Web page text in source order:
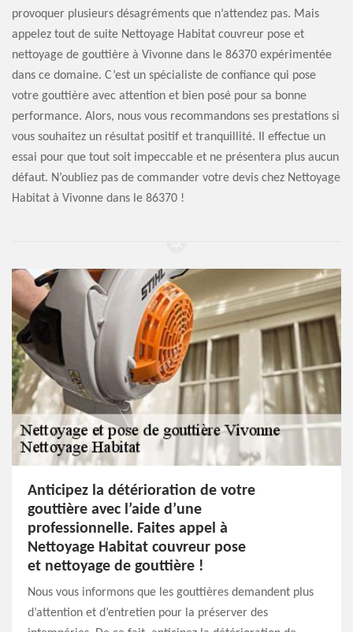
provoquer plusieurs désagréments que n’attendez pas. Mais
appelez tout de suite Nettoyage Habitat couvreur pose et
nettoyage de gouttière à Vivonne dans le 86370 expérimentée
dans ce domaine. C’est un spécialiste de confiance qui pose
votre gouttière avec attention et bien posé pour sa bonne
performance. Alors, nous vous recommandons ses prestations si
vous souhaitez un résultat positif et tranquillité. Il effectue un
essai pour que tout soit impeccable et ne présentera plus aucun
défaut. N’oubliez pas de commander votre devis chez Nettoyage
Habitat à Vivonne dans le 86370 !
Anticipez la détérioration de votre
gouttière avec l’aide d’une
professionnelle. Faites appel à
Nettoyage Habitat couvreur pose
et nettoyage de gouttière !
Nous vous informons que les gouttières demandent plus
d’attention et d’entretien pour la préserver des